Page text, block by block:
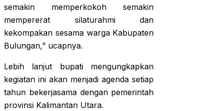
semakin memperkokoh semakin
mempererat silaturahmi dan
kekompakan sesama warga Kabupaten
Bulungan,” ucapnya.
Lebih lanjut bupati mengungkapkan
kegiatan ini akan menjadi agenda setiap
tahun bekerjasama dengan pemerintah
provinsi Kalimantan Utara.